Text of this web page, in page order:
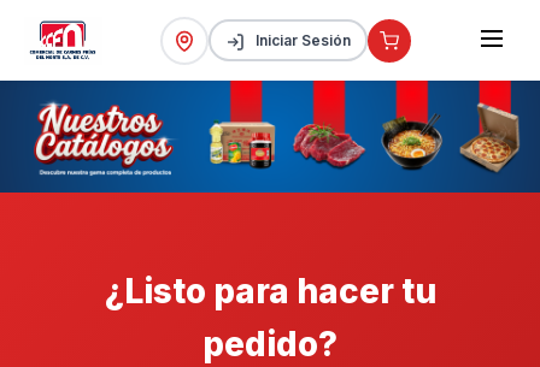
Iniciar Sesión
¿Listo para hacer tu
pedido?